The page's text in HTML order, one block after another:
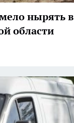
нырять в
области